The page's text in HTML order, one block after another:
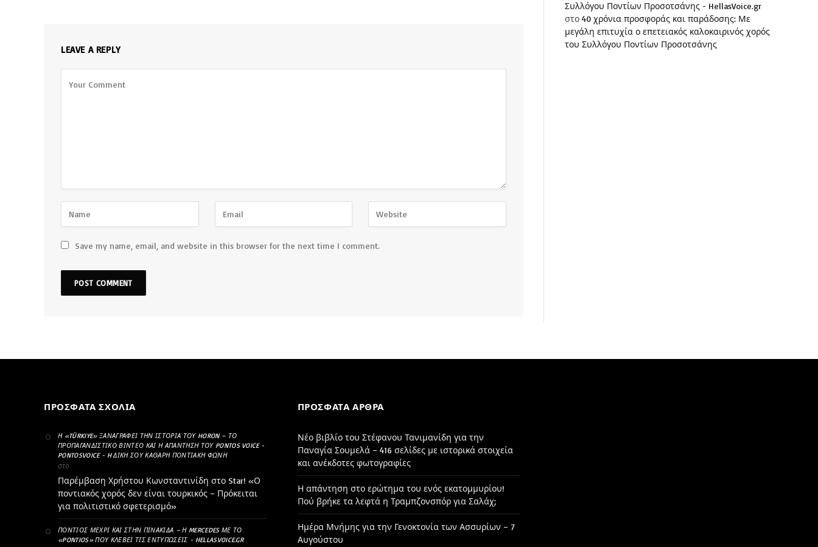
LEAVE A REPLY
Save my name, email, and website in this browser for the next time I comment.
Συλλόγου Ποντίων Προσοτσάνης - HellasVoice.gr
στο 40 χρόνια προσφοράς και παράδοσης: Με
μεγάλη επιτυχία ο επετειακός καλοκαιρινός χορός
του Συλλόγου Ποντίων Προσοτσάνης
ΠΡΌΣΦΑΤΑ ΣΧΌΛΙΑ
Η «TÜRKIYE» ΞΑΝΑΓΡΆΦΕΙ ΤΗΝ ΙΣΤΟΡΊΑ ΤΟΥ HORON – ΤΟ
ΠΡΟΠΑΓΑΝΔΙΣΤΙΚΌ ΒΊΝΤΕΟ ΚΑΙ Η ΑΠΆΝΤΗΣΗ ΤΟΥ PONTOS VOICE -
PONTOSVOICE - H ΔΙΚΉ ΣΟΥ ΚΑΘΑΡΗ ΠΟΝΤΙΑΚΉ ΦΩΝΉ
στο
Παρέμβαση Χρήστου Κωνσταντινίδη στο Star! «Ο
ποντιακός χορός δεν είναι τουρκικός – Πρόκειται
για πολιτιστικό σφετερισμό»
ΠΌΝΤΙΟΣ ΜΈΧΡΙ ΚΑΙ ΣΤΗΝ ΠΙΝΑΚΊΔΑ – Η MERCEDES ΜΕ ΤΟ
«PONTIOS» ΠΟΥ ΚΛΈΒΕΙ ΤΙΣ ΕΝΤΥΠΏΣΕΙΣ - HELLASVOICE.GR
ΠΡΌΣΦΑΤΑ ΆΡΘΡΑ
Νέο βιβλίο του Στέφανου Τανιμανίδη για την
Παναγία Σουμελά – 416 σελίδες με ιστορικά στοιχεία
και ανέκδοτες φωτογραφίες
Η απάντηση στο ερώτημα του ενός εκατομμυρίου!
Πού βρήκε τα λεφτά η Τραμπζονσπόρ για Σαλάχ;
Ημέρα Μνήμης για την Γενοκτονία των Ασσυρίων – 7
Αυγούστου